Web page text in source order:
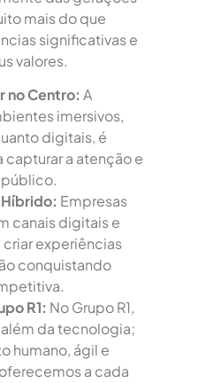
mais do que
significativas e
valores.
no Centro: A
imersivos,
digitais, é
capturar a atenção e
Empresas
canais digitais e
criar experiências
conquistando
R1: No Grupo R1,
da tecnologia;
humano, ágil e
a cada